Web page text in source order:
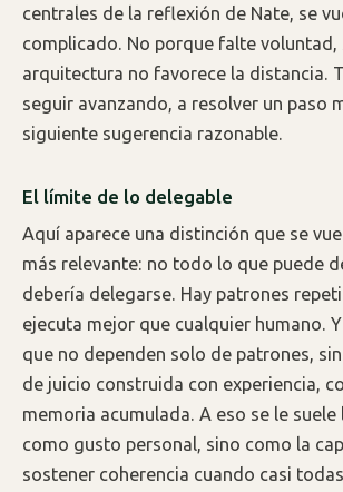
centrales de la reflexión de Nate, se
complicado. No porque falte voluntad,
arquitectura no favorece la distancia.
seguir avanzando, a resolver un paso
siguiente sugerencia razonable.
El límite de lo delegable
Aquí aparece una distinción que se
más relevante: no todo lo que puede
debería delegarse. Hay patrones
ejecuta mejor que cualquier humano.
que no dependen solo de patrones,
de juicio construida con experiencia,
memoria acumulada. A eso se le suele
como gusto personal, sino como la
sostener coherencia cuando casi